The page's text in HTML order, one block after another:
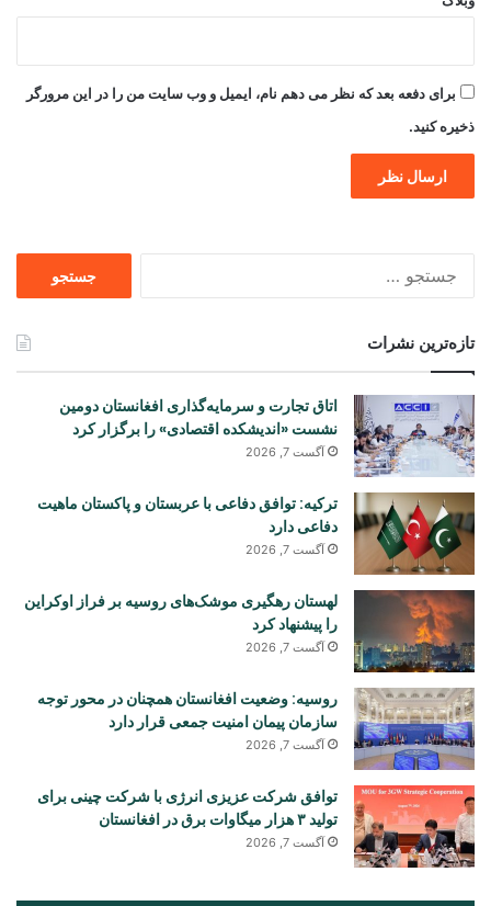
برای دفعه بعد که نظر می دهم نام، ایمیل و وب سایت من را در این مرورگر
ذخیره کنید.
تازه‌ترین نشرات
اتاق تجارت و سرمایه‌گذاری افغانستان دومین
نشست «اندیشکده اقتصادی» را برگزار کرد
آگست 7, 2026
ترکیه: توافق دفاعی با عربستان و پاکستان ماهیت
دفاعی دارد
آگست 7, 2026
لهستان رهگیری موشک‌های روسیه بر فراز اوکراین
را پیشنهاد کرد
آگست 7, 2026
روسیه: وضعیت افغانستان همچنان در محور توجه
سازمان پیمان امنیت جمعی قرار دارد
آگست 7, 2026
توافق شرکت عزیزی انرژی با شرکت چینی برای
تولید ۳ هزار میگاوات برق در افغانستان
آگست 7, 2026